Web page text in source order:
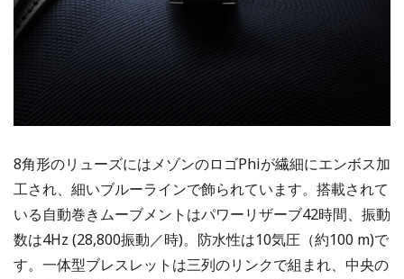
8角形のリューズにはメゾンのロゴPhiが繊細にエンボス加
工され、細いブルーラインで飾られています。搭載されて
いる自動巻きムーブメントはパワーリザーブ42時間、振動
数は4Hz (28,800振動／時)。防水性は10気圧（約100 m)で
す。一体型ブレスレットは三列のリンクで組まれ、中央の